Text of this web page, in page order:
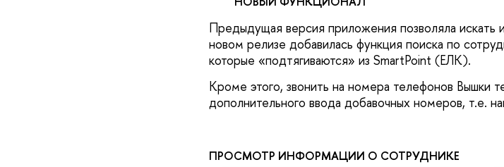
Предыдущая версия приложения позволяла
новом релизе добавилась функция поиска по
которые «подтягиваются» из SmartPoint (ЕЛК).
Кроме этого, звонить на номера телефонов Вышки
дополнительного ввода добавочных номеров, т.е.
ПРОСМОТР ИНФОРМАЦИИ О СОТРУДНИКЕ